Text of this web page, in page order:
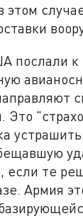
послали к
Это
если те
Армия